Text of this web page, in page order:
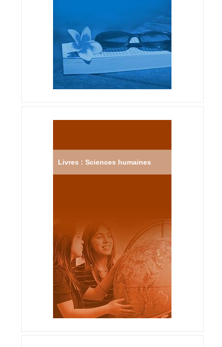
Livres : Sciences humaines